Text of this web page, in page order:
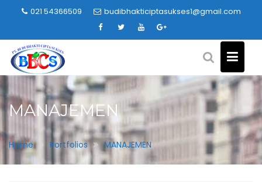
021 54366509 budibhakticiptasukses1@gmail.com
MANAJEMEN
Home Portfolios MANAJEMEN